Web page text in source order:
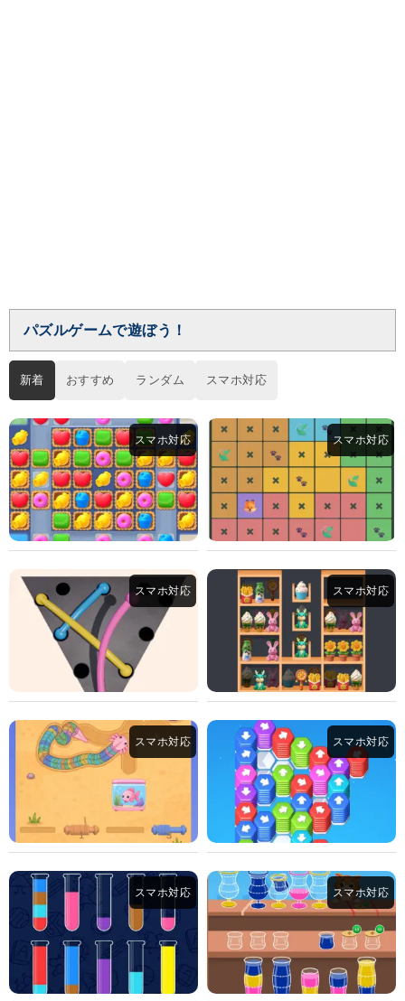
パズルゲームで遊ぼう！
新着 おすすめ ランダム スマホ対応